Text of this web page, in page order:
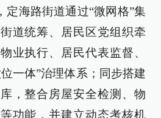
定海路街道通过“微网格”集
道统筹、居民区党组织牵
业执行、居民代表监督、
一体”治理体系；同步搭建
，整合房屋安全检测、物
功能，并建立动态考核机